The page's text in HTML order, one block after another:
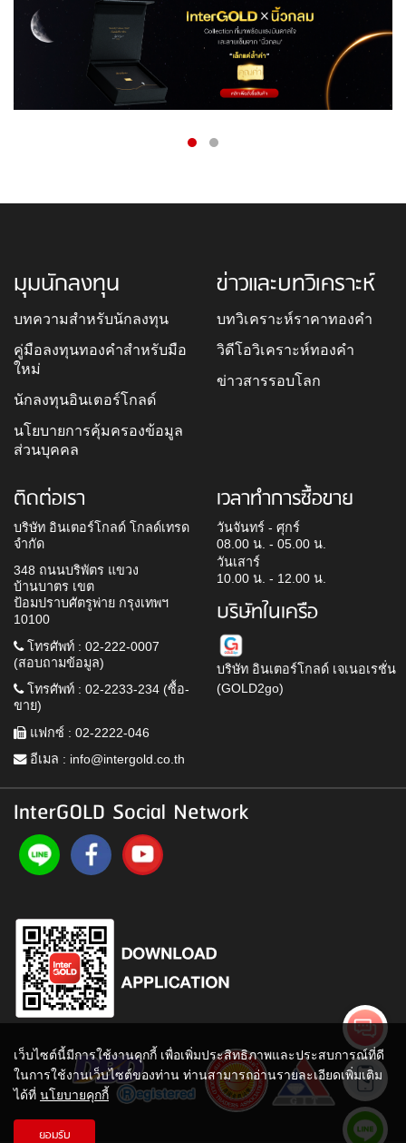
มุมนักลงทุน
บทความสำหรับนักลงทุน
คู่มือลงทุนทองคำสำหรับมือ
ใหม่
นักลงทุนอินเตอร์โกลด์
นโยบายการคุ้มครองข้อมูล
ส่วนบุคคล
ข่าวและบทวิเคราะห์
บทวิเคราะห์ราคาทองคำ
วิดีโอวิเคราะห์ทองคำ
ข่าวสารรอบโลก
ติดต่อเรา
บริษัท อินเตอร์โกลด์ โกลด์เทรด
จำกัด
348 ถนนบริพัตร แขวง
บ้านบาตร เขต
ป้อมปราบศัตรูพ่าย กรุงเทพฯ
10100
โทรศัพท์ : 02-222-0007
(สอบถามข้อมูล)
โทรศัพท์ : 02-2233-234 (ซื้อ-
ขาย)
แฟกซ์ : 02-2222-046
อีเมล : info@intergold.co.th
เวลาทำการซื้อขาย
วันจันทร์ - ศุกร์
08.00 น. - 05.00 น.
วันเสาร์
10.00 น. - 12.00 น.
บริษัทในเครือ
บริษัท อินเตอร์โกลด์ เจเนอเรชั่น
(GOLD2go)
InterGOLD Social Network
เว็บไซต์นี้มีการใช้งานคุกกี้ เพื่อเพิ่มประสิทธิภาพและประสบการณ์ที่ดี
ในการใช้งานเว็บไซต์ของท่าน ท่านสามารถอ่านรายละเอียดเพิ่มเติม
ได้ที่ นโยบายคุกกี้
ยอมรับ